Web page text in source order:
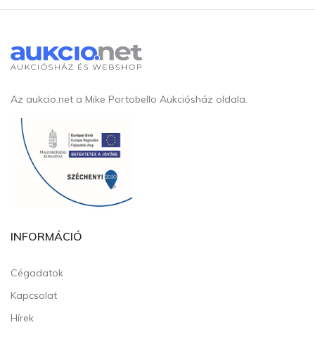
Az aukcio.net a Mike Portobello Aukciósház oldala.
INFORMÁCIÓ
Cégadatok
Kapcsolat
Hírek